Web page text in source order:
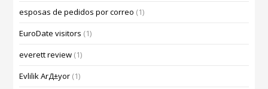
esposas de pedidos por correo (1)
EuroDate visitors (1)
everett review (1)
Evlilik ArД±yor (1)